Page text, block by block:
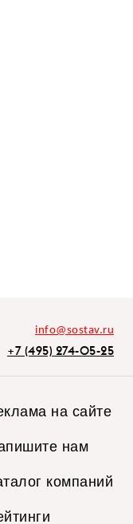
info@sostav.ru
+7 (495) 274-05-25
на сайте
нам
компаний